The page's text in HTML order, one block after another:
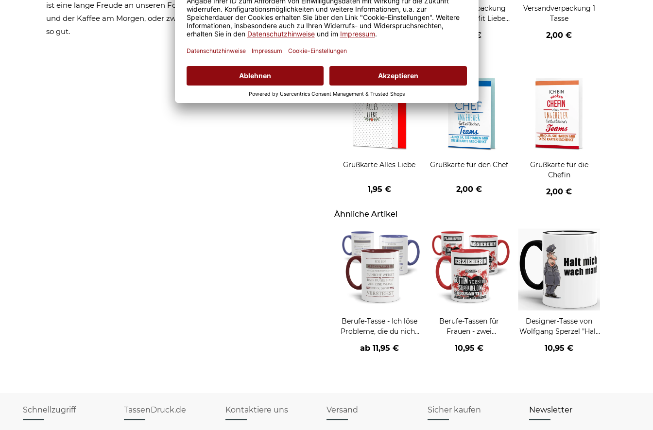
ist eine lange Freude an unseren Fototassen und Motivtassen garantiert
und der Kaffee am Morgen, oder zwischendurch, schmeckt gleich nochmal
so gut.
Geschenkverpackung 1
Tasse mit Fenster
2,50 €
Geschenkverpackung
für Tassen - Mit Liebe
2,95 €
Versandverpackung 1
Tasse
2,00 €
Grußkarten zum Verschenken
Grußkarte Alles Liebe
1,95 €
Grußkarte für den Chef
2,00 €
Grußkarte für die
Chefin
2,00 €
Ähnliche Artikel
Berufe-Tasse - Ich löse
Probleme, die du nicht
verschiedene Berufe
ab 11,95 €
Berufe-Tassen für
Frauen - zwei
10,95 €
Designer-Tasse von
Wolfgang Sperzel "Halt
10,95 €
Schnellzugriff TassenDruck.de Kontaktiere uns Versand Sicher kaufen Newsletter